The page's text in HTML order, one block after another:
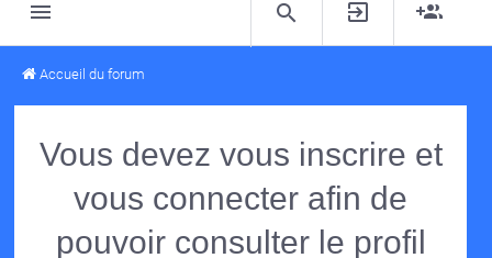
Accueil du forum
Vous devez vous inscrire et
vous connecter afin de
pouvoir consulter le profil